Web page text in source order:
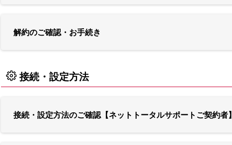
解約のご確認・お手続き
接続・設定方法
接続・設定方法のご確認【ネットトータルサポートご契約者】